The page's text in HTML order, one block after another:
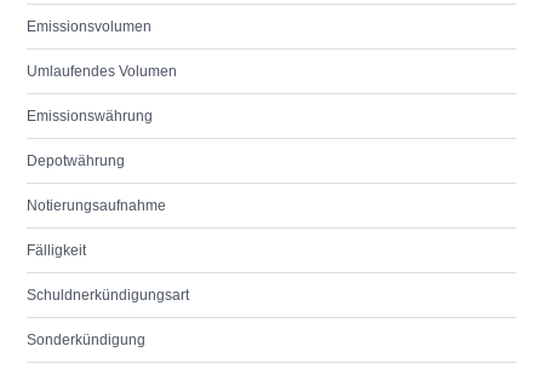
Emissionsvolumen
Umlaufendes Volumen
Emissionswährung
Depotwährung
Notierungsaufnahme
Fälligkeit
Schuldnerkündigungsart
Sonderkündigung